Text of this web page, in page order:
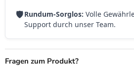
🛡️Rundum-Sorglos: Volle
Support durch unser Team.
Fragen zum Produkt?